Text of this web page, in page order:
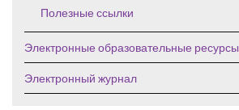
Полезные ссылки
Электронные образовательные ресурсы
Электронный журнал